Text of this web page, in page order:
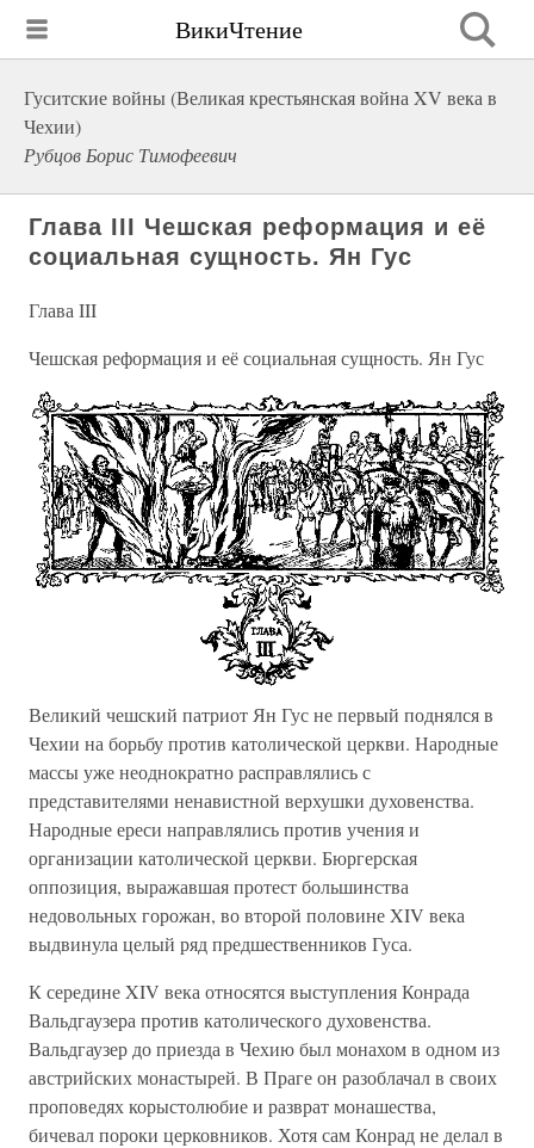
ВикиЧтение
Гуситские войны (Великая крестьянская война XV века в
Чехии)
Рубцов Борис Тимофеевич
Глава III Чешская реформация и её
социальная сущность. Ян Гус
Глава III
Чешская реформация и её социальная сущность. Ян Гус
Великий чешский патриот Ян Гус не первый поднялся в
Чехии на борьбу против католической церкви. Народные
массы уже неоднократно расправлялись с
представителями ненавистной верхушки духовенства.
Народные ереси направлялись против учения и
организации католической церкви. Бюргерская
оппозиция, выражавшая протест большинства
недовольных горожан, во второй половине XIV века
выдвинула целый ряд предшественников Гуса.
К середине XIV века относятся выступления Конрада
Вальдгаузера против католического духовенства.
Вальдгаузер до приезда в Чехию был монахом в одном из
австрийских монастырей. В Праге он разоблачал в своих
проповедях корыстолюбие и разврат монашества,
бичевал пороки церковников. Хотя сам Конрад не делал в